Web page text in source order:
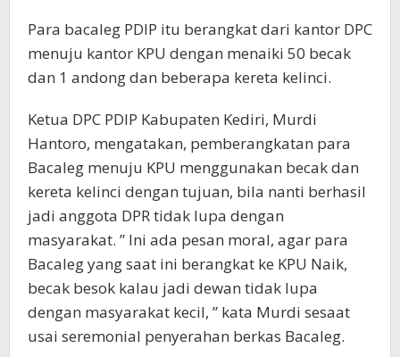
Para bacaleg PDIP itu berangkat dari kantor DPC
menuju kantor KPU dengan menaiki 50 becak
dan 1 andong dan beberapa kereta kelinci.
Ketua DPC PDIP Kabupaten Kediri, Murdi
Hantoro, mengatakan, pemberangkatan para
Bacaleg menuju KPU menggunakan becak dan
kereta kelinci dengan tujuan, bila nanti berhasil
jadi anggota DPR tidak lupa dengan
masyarakat. ” Ini ada pesan moral, agar para
Bacaleg yang saat ini berangkat ke KPU Naik,
becak besok kalau jadi dewan tidak lupa
dengan masyarakat kecil, ” kata Murdi sesaat
usai seremonial penyerahan berkas Bacaleg.